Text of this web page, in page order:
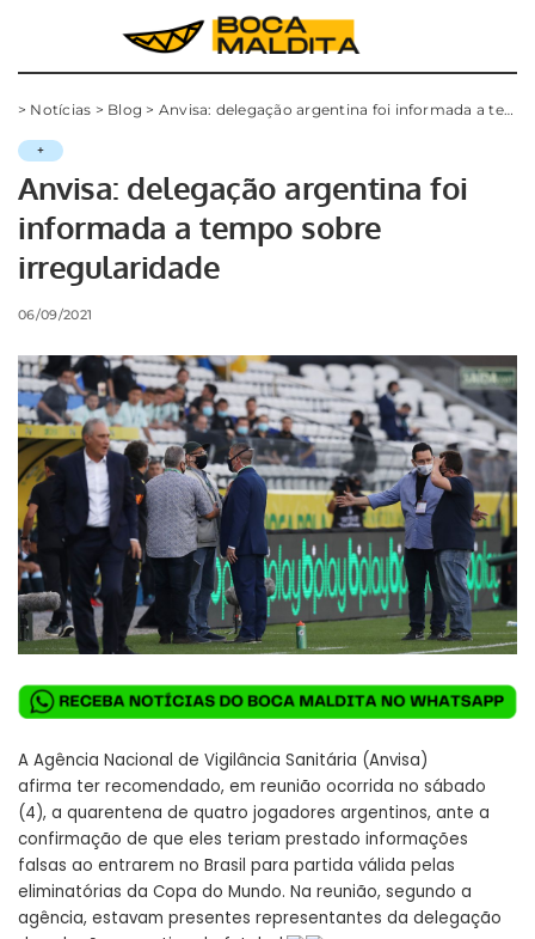
> Notícias > Blog > Anvisa: delegação argentina foi informada a tempo sobre irregularidade
+
Anvisa: delegação argentina foi
informada a tempo sobre
irregularidade
06/09/2021
A Agência Nacional de Vigilância Sanitária (Anvisa)
afirma ter recomendado, em reunião ocorrida no sábado
(4), a quarentena de quatro jogadores argentinos, ante a
confirmação de que eles teriam prestado informações
falsas ao entrarem no Brasil para partida válida pelas
eliminatórias da Copa do Mundo. Na reunião, segundo a
agência, estavam presentes representantes da delegação